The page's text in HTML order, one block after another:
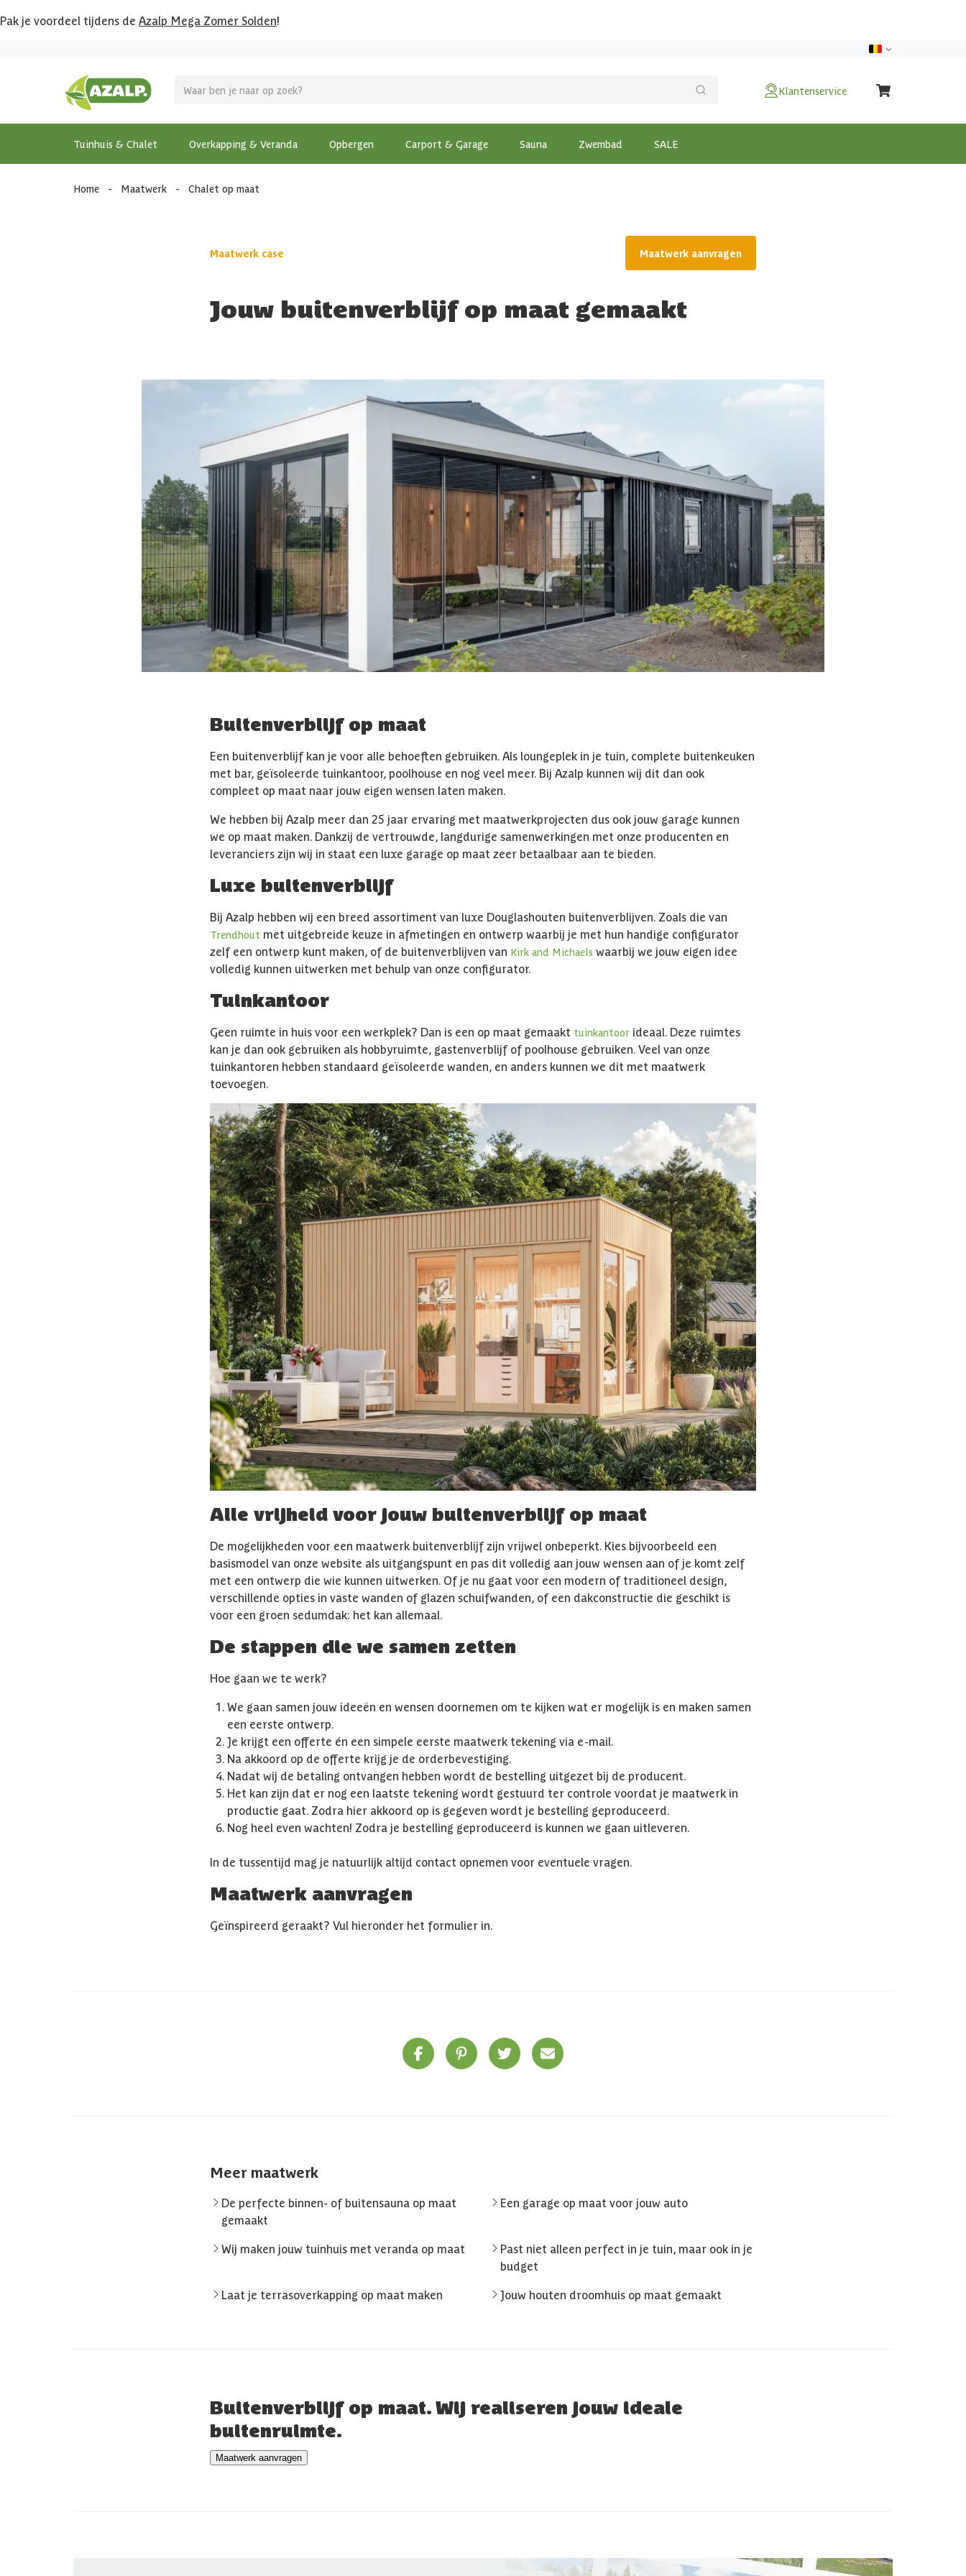
Pak je voordeel tijdens de Azalp Mega Zomer Solden!
Klantenservice
Tuinhuis & Chalet Overkapping & Veranda Opbergen Carport & Garage Sauna Zwembad SALE
Home - Maatwerk - Chalet op maat
Maatwerk case Maatwerk aanvragen
Jouw buitenverblijf op maat gemaakt
Buitenverblijf op maat
Een buitenverblijf kan je voor alle behoeften gebruiken. Als loungeplek in je tuin, complete buitenkeuken
met bar, geïsoleerde tuinkantoor, poolhouse en nog veel meer. Bij Azalp kunnen wij dit dan ook
compleet op maat naar jouw eigen wensen laten maken.
We hebben bij Azalp meer dan 25 jaar ervaring met maatwerkprojecten dus ook jouw garage kunnen
we op maat maken. Dankzij de vertrouwde, langdurige samenwerkingen met onze producenten en
leveranciers zijn wij in staat een luxe garage op maat zeer betaalbaar aan te bieden.
Luxe buitenverblijf
Bij Azalp hebben wij een breed assortiment van luxe Douglashouten buitenverblijven. Zoals die van
Trendhout met uitgebreide keuze in afmetingen en ontwerp waarbij je met hun handige configurator
zelf een ontwerp kunt maken, of de buitenverblijven van Kirk and Michaels waarbij we jouw eigen idee
volledig kunnen uitwerken met behulp van onze configurator.
Tuinkantoor
Geen ruimte in huis voor een werkplek? Dan is een op maat gemaakt tuinkantoor ideaal. Deze ruimtes
kan je dan ook gebruiken als hobbyruimte, gastenverblijf of poolhouse gebruiken. Veel van onze
tuinkantoren hebben standaard geïsoleerde wanden, en anders kunnen we dit met maatwerk
toevoegen.
Alle vrijheid voor jouw buitenverblijf op maat
De mogelijkheden voor een maatwerk buitenverblijf zijn vrijwel onbeperkt. Kies bijvoorbeeld een
basismodel van onze website als uitgangspunt en pas dit volledig aan jouw wensen aan of je komt zelf
met een ontwerp die wie kunnen uitwerken. Of je nu gaat voor een modern of traditioneel design,
verschillende opties in vaste wanden of glazen schuifwanden, of een dakconstructie die geschikt is
voor een groen sedumdak: het kan allemaal.
De stappen die we samen zetten
Hoe gaan we te werk?
We gaan samen jouw ideeën en wensen doornemen om te kijken wat er mogelijk is en maken samen
een eerste ontwerp.
Je krijgt een offerte én een simpele eerste maatwerk tekening via e-mail.
Na akkoord op de offerte krijg je de orderbevestiging.
Nadat wij de betaling ontvangen hebben wordt de bestelling uitgezet bij de producent.
Het kan zijn dat er nog een laatste tekening wordt gestuurd ter controle voordat je maatwerk in
productie gaat. Zodra hier akkoord op is gegeven wordt je bestelling geproduceerd.
Nog heel even wachten! Zodra je bestelling geproduceerd is kunnen we gaan uitleveren.
In de tussentijd mag je natuurlijk altijd contact opnemen voor eventuele vragen.
Maatwerk aanvragen
Geïnspireerd geraakt? Vul hieronder het formulier in.
Meer maatwerk
De perfecte binnen- of buitensauna op maat
gemaakt
Een garage op maat voor jouw auto
Wij maken jouw tuinhuis met veranda op maat
Past niet alleen perfect in je tuin, maar ook in je
budget
Laat je terrasoverkapping op maat maken
Jouw houten droomhuis op maat gemaakt
Buitenverblijf op maat. Wij realiseren jouw ideale
buitenruimte.
Maatwerk aanvragen